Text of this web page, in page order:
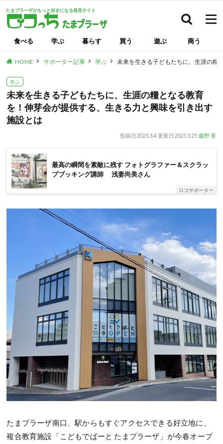
たまプラーザがもっと好きになる発見サイト
食べる 学ぶ 暮らす 買う 遊ぶ 商う
HOME サポーター記事 学ぶ 未来を生きる子どもたちに、生涯の糧
学ぶ
未来を生きる子どもたちに、生涯の糧となる教育
を！伸芽会が提供する、生きる力と興味を引き出す
施設とは
投稿日 2025.3.4 更新日 2025.3.25 藤野 香
最高の瞬間を素敵に残す フォトグラファー＆スクラッ
プブッキング講師 浅妻尚美さん
ロコサポーター
たまプラーザ南口、駅からもすぐアクセスできる好立地に、
複合教育施設「こどもでぱーと たまプラーザ」が今春オープ